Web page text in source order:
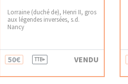
Lorraine (duché de), Henri II, gros
aux légendes inversées, s.d.
Nancy
50€ TTB+ VENDU